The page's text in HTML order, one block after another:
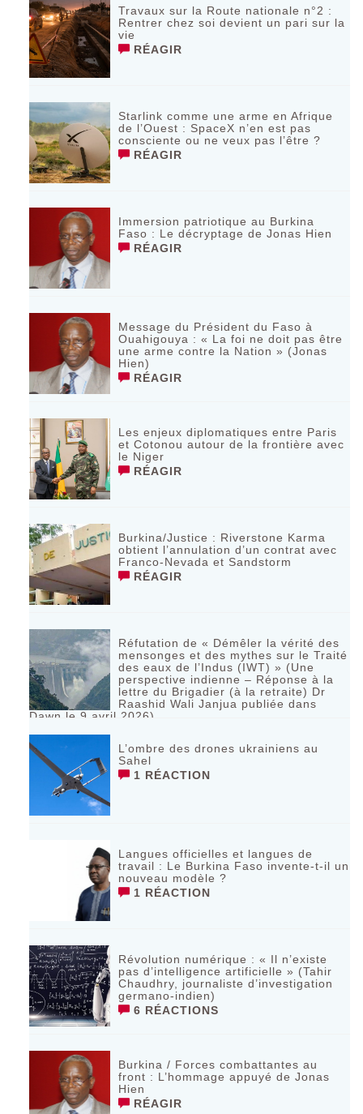
Travaux sur la Route nationale n°2 :
Rentrer chez soi devient un pari sur la
vie
RÉAGIR
Starlink comme une arme en Afrique
de l’Ouest : SpaceX n’en est pas
consciente ou ne veux pas l’être ?
RÉAGIR
Immersion patriotique au Burkina
Faso : Le décryptage de Jonas Hien
RÉAGIR
Message du Président du Faso à
Ouahigouya : « La foi ne doit pas être
une arme contre la Nation » (Jonas
Hien)
RÉAGIR
Les enjeux diplomatiques entre Paris
et Cotonou autour de la frontière avec
le Niger
RÉAGIR
Burkina/Justice : Riverstone Karma
obtient l’annulation d’un contrat avec
Franco-Nevada et Sandstorm
RÉAGIR
Réfutation de « Démêler la vérité des
mensonges et des mythes sur le Traité
des eaux de l’Indus (IWT) » (Une
perspective indienne – Réponse à la
lettre du Brigadier (à la retraite) Dr
Raashid Wali Janjua publiée dans
Dawn le 9 avril 2026)
L’ombre des drones ukrainiens au
Sahel
1 RÉACTION
Langues officielles et langues de
travail : Le Burkina Faso invente-t-il un
nouveau modèle ?
1 RÉACTION
Révolution numérique : « Il n’existe
pas d’intelligence artificielle » (Tahir
Chaudhry, journaliste d’investigation
germano-indien)
6 RÉACTIONS
Burkina / Forces combattantes au
front : L’hommage appuyé de Jonas
Hien
RÉAGIR